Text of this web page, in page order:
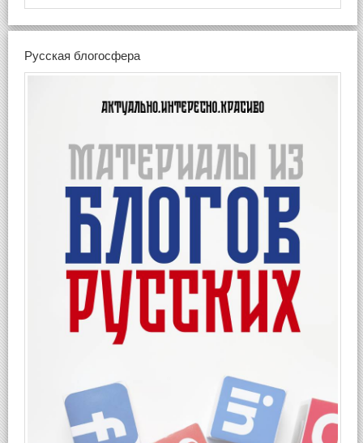
Русская блогосфера